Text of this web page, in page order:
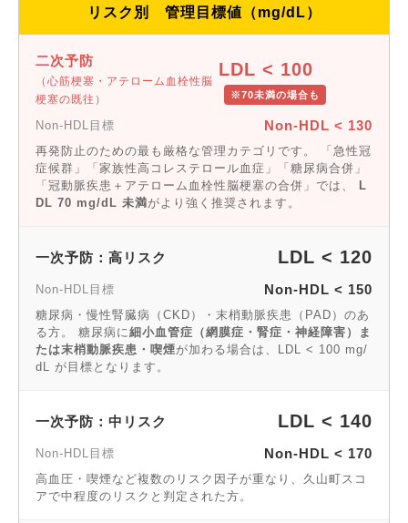
リスク別 管理目標値（mg/dL）
二次予防
（心筋梗塞・アテローム血栓性脳
梗塞の既往）
LDL < 100
※70未満の場合も
Non-HDL目標 Non-HDL < 130
再発防止のための最も厳格な管理カテゴリです。 「急性冠
症候群」「家族性高コレステロール血症」「糖尿病合併」
「冠動脈疾患＋アテローム血栓性脳梗塞の合併」では、
L
DL 70 mg/dL 未満がより強く推奨されます。
一次予防：高リスク LDL < 120
Non-HDL目標 Non-HDL < 150
糖尿病・慢性腎臓病（CKD）・末梢動脈疾患（PAD）のあ
る方。 糖尿病に細小血管症（網膜症・腎症・神経障害）ま
たは末梢動脈疾患・喫煙が加わる場合は、LDL < 100 mg/
dL が目標となります。
一次予防：中リスク LDL < 140
Non-HDL目標 Non-HDL < 170
高血圧・喫煙など複数のリスク因子が重なり、久山町スコ
アで中程度のリスクと判定された方。